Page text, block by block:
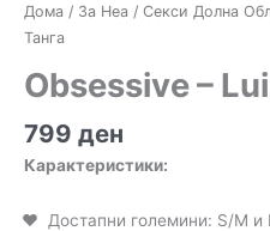
Дома / За Неа / Секси Долна
Танга
Obsessive –
799 ден
Карактеристики:
Достапни големини: S/M и